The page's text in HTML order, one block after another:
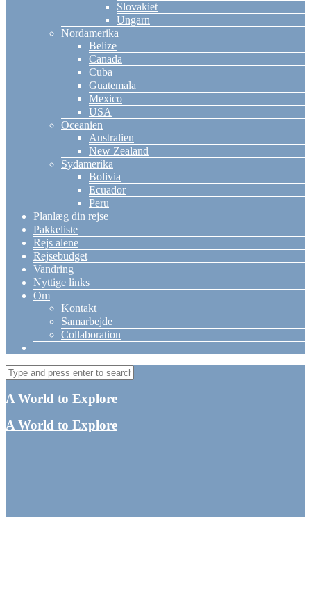
Slovakiet
Ungarn
Nordamerika
Belize
Canada
Cuba
Guatemala
Mexico
USA
Oceanien
Australien
New Zealand
Sydamerika
Bolivia
Ecuador
Peru
Planlæg din rejse
Pakkeliste
Rejs alene
Rejsebudget
Vandring
Nyttige links
Om
Kontakt
Samarbejde
Collaboration
A World to Explore
A World to Explore